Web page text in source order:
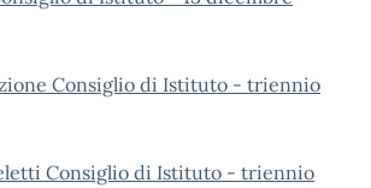
Consiglio di Istituto - triennio
Consiglio di Istituto - triennio